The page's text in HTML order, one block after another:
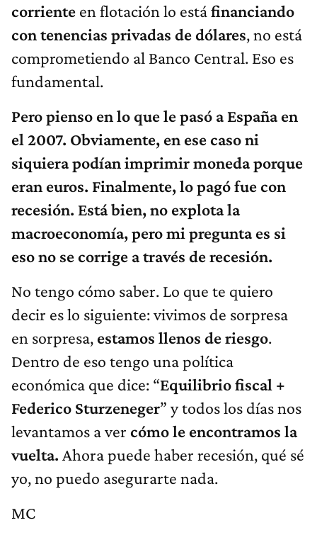
corriente en flotación lo estáfinanciando
con tenencias privadas de dólares, no está
comprometiendo al Banco Central. Eso es
fundamental.
Pero pienso en lo que le pasó a España en
el 2007. Obviamente, en ese caso ni
siquiera podían imprimir moneda porque
eran euros. Finalmente, lo pagó fue con
recesión. Está bien, no explota la
macroeconomía, pero mi pregunta es si
eso no se corrige a través de recesión.
No tengo cómo saber. Lo que te quiero
decir es lo siguiente: vivimos de sorpresa
en sorpresa, estamos llenos de riesgo.
Dentro de eso tengo una política
económica que dice: “Equilibrio fiscal +
Federico Sturzeneger” y todos los días nos
levantamos a ver cómo le encontramos la
vuelta. Ahora puede haber recesión, qué sé
yo, no puedo asegurarte nada.
MC